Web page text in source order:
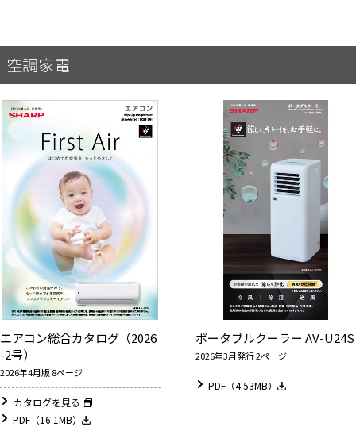
空調家電
エアコン総合カタログ（2026
-2号）
2026年4月版 8ページ
カタログを見る
PDF（16.1MB）
ポータブルクーラー AV-U24S
2026年3月発行 2ページ
PDF（4.53MB）